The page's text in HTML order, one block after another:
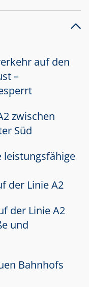
auf den
–
zwischen
Süd
leistungsfähige
der Linie A2
der Linie A2
und
Bahnhofs